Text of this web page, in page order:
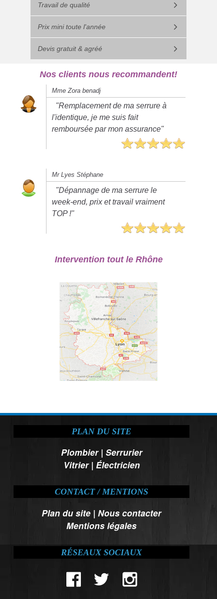
Travail de qualité
Prix mini toute l'année
Devis gratuit & agréé
Nos clients nous recommandent!
Mme Zora benadj
"Remplacement de ma serrure à
l'identique, je me suis fait
remboursée par mon assurance"
Mr Lyes Stéphane
"Dépannage de ma serrure le
week-end, prix et travail vraiment
TOP !"
Intervention tout le Rhône
PLAN DU SITE
Plombier| Serrurier
Vitrier| Électricien
CONTACT / MENTIONS
Plan du site |Nous contacter
Mentions légales
RÉSEAUX SOCIAUX